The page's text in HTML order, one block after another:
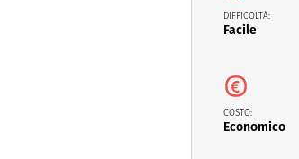
DIFFICOLTÀ:
Facile
COSTO:
Economico